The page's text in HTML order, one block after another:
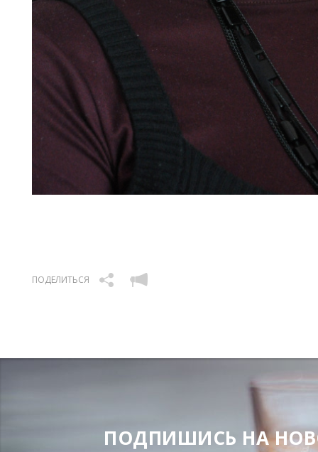
ПОДЕЛИТЬСЯ
ПОДПИШИСЬ НА